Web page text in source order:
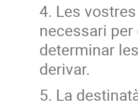
4. Les
necessari
determinar
derivar.
5. La